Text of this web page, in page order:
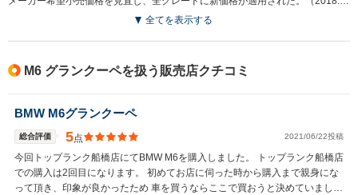
全てを表示する
M6 グランクーペを扱う販売店クチコミ
BMW M6グランクーペ
総合評価 5点 2021/06/22投稿
今回トップランク船橋店にてBMW M6を購入しました。 トップランク船橋店
での購入は2回目になります。 初めてお店に伺った時から購入まで親身にな
って頂き、印象が良かったため 車を買うならここで買おうと決めていまし